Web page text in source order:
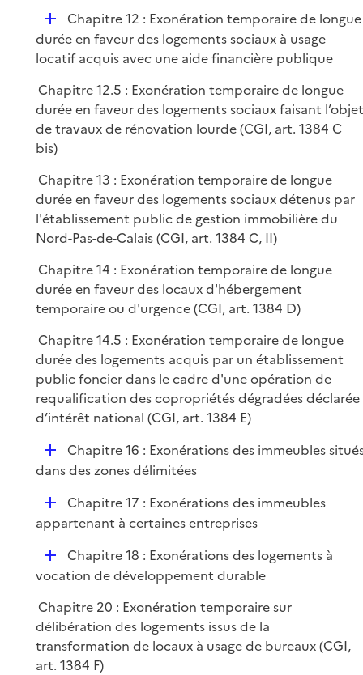
D
é
p
i
e
r
Chapitre 12 : Exonération temporaire de longue
durée en faveur des logements sociaux à usage
locatif acquis avec une aide financière publique
Chapitre 12.5 : Exonération temporaire de longue
durée en faveur des logements sociaux faisant l’objet
de travaux de rénovation lourde (CGI, art. 1384 C
bis)
Chapitre 13 : Exonération temporaire de longue
durée en faveur des logements sociaux détenus par
l'établissement public de gestion immobilière du
Nord-Pas-de-Calais (CGI, art. 1384 C, II)
Chapitre 14 : Exonération temporaire de longue
durée en faveur des locaux d'hébergement
temporaire ou d'urgence (CGI, art. 1384 D)
Chapitre 14.5 : Exonération temporaire de longue
durée des logements acquis par un établissement
public foncier dans le cadre d'une opération de
requalification des copropriétés dégradées déclarée
d’intérêt national (CGI, art. 1384 E)
D
é
i
Chapitre 16 : Exonérations des immeubles
dans des zones délimitées
D
é
i
r
Chapitre 17 : Exonérations des immeubles
appartenant à certaines entreprises
D
é
l
i
e
Chapitre 18 : Exonérations des logements à
vocation de développement durable
Chapitre 20 : Exonération temporaire sur
délibération des logements issus de la
transformation de locaux à usage de bureaux (CGI,
art. 1384 F)